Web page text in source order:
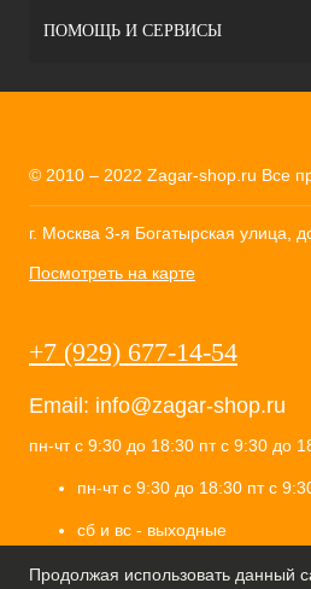
Продолжая использовать данный
ПОМОЩЬ И СЕРВИСЫ
© 2010 – 2022 Zagar-shop.ru Все
г. Москва 3-я Богатырская улица,
Посмотреть на карте
+7 (929) 677-14-54
Email: info@zagar-shop.ru
пн-чт с 9:30 до 18:30 пт с 9:30 до
пн-чт с 9:30 до 18:30 пт с
сб и вс - выходные
ИП Селиванов Алесей